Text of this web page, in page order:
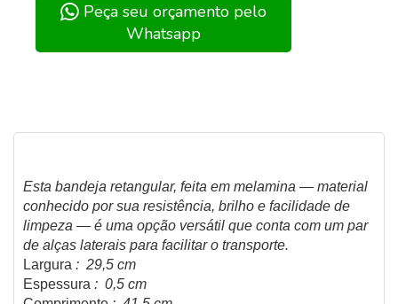
Peça seu orçamento pelo
Whatsapp
Esta bandeja retangular, feita em melamina — material
conhecido por sua resistência, brilho e facilidade de
limpeza — é uma opção versátil que conta com um par
de alças laterais para facilitar o transporte.
Largura : 29,5 cm
Espessura : 0,5 cm